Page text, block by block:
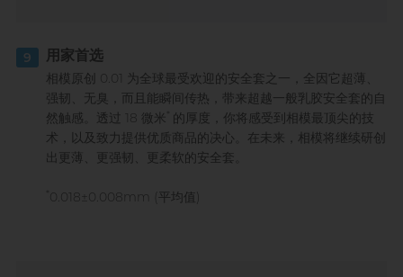
9 用家首选
相模原创 0.01 为全球最受欢迎的安全套之一，全因它超薄、
强韧、无臭，而且能瞬间传热，带来超越一般乳胶安全套的自
然触感。透过 18 微米 的厚度，你将感受到相模最顶尖的技
术，以及致力提供优质商品的决心。在未来，相模将继续研创
出更薄、更强韧、更柔软的安全套。
0.018±0.008mm (平均值)